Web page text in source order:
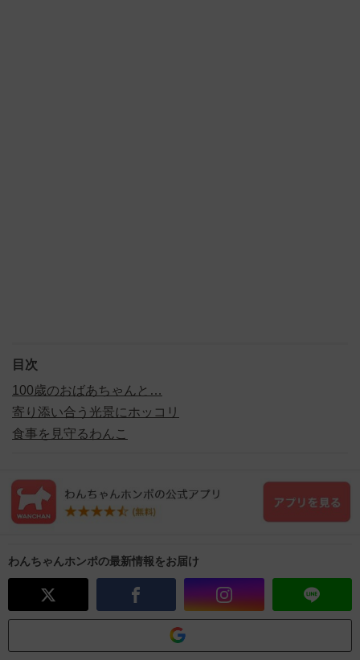
目次
100歳のおばあちゃんと…
寄り添い合う光景にホッコリ
食事を見守るわんこ
わんちゃんホンポの最新情報をお届け